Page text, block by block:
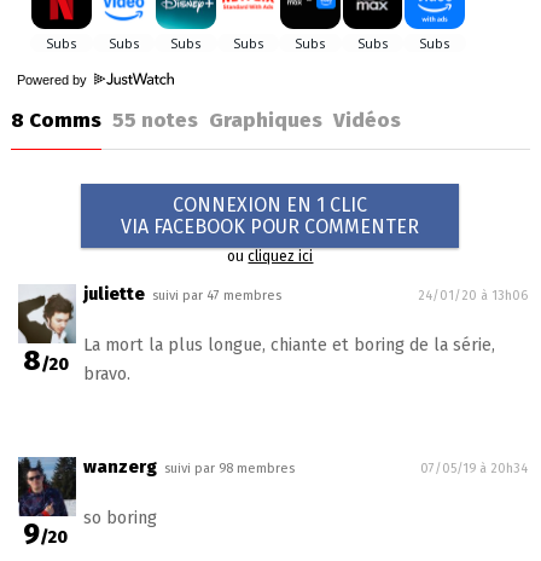
Powered by
8 Comms 55 notes Graphiques Vidéos
CONNEXION EN 1 CLIC
VIA FACEBOOK POUR COMMENTER
oucliquez ici
8/20
juliette suivi par 47 membres 24/01/20 à 13h06
La mort la plus longue, chiante et boring de la série,
bravo.
9/20
wanzerg suivi par 98 membres 07/05/19 à 20h34
so boring